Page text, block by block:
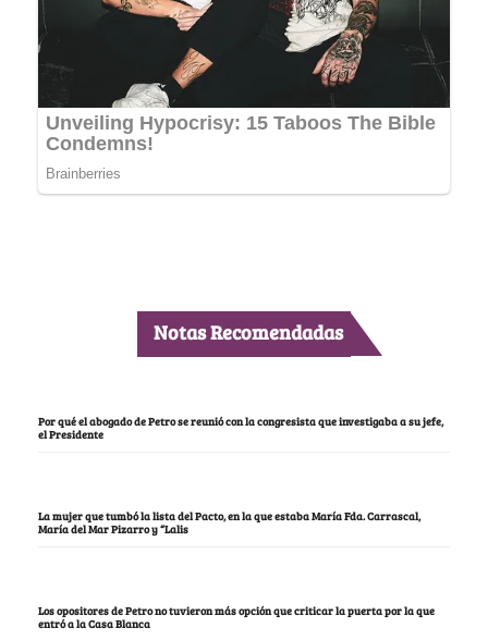
Notas Recomendadas
Por qué el abogado de Petro se reunió con la congresista que investigaba a su jefe,
el Presidente
La mujer que tumbó la lista del Pacto, en la que estaba María Fda. Carrascal,
María del Mar Pizarro y “Lalis
Los opositores de Petro no tuvieron más opción que criticar la puerta por la que
entró a la Casa Blanca